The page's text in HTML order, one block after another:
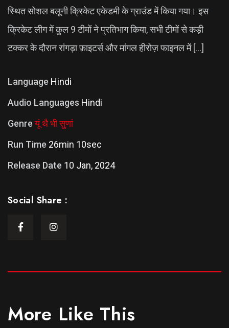
स्थित सोशल बलूनी क्रिकेट एकेडमी के ग्राउंड में किया गया। इस
क्रिकेट लीग में कुल 9 टीमों ने प्रतिभाग किया, सभी टीमों से कड़ी
टक्कर के दौरान रांगड़ा फ़ाइटर्स और मांगल हीरोज़ फाइनल में […]
Language Hindi
Audio Languages Hindi
Genre यूं थै भी सुणां
Run Time 26min 10sec
Release Date 10 Jan, 2024
Social Share :
More Like This